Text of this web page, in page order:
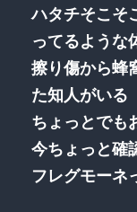
ハタチそこそ
ってるような
擦り傷から蜂
た知人がいる
ちょっとでも
今ちょっと確
フレグモーネ